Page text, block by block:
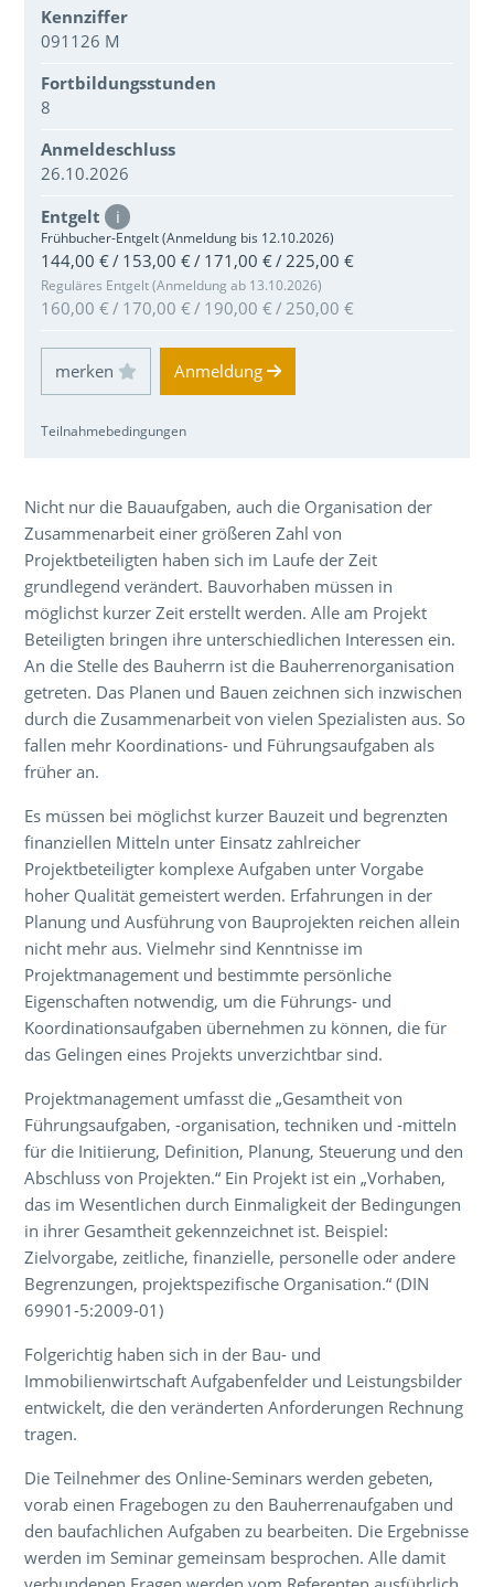
Kennziffer
091126 M
Fortbildungsstunden
8
Anmeldeschluss
26.10.2026
Entgelt i
Frühbucher-Entgelt (Anmeldung bis 12.10.2026)
144,00 € / 153,00 € / 171,00 € / 225,00 €
Reguläres Entgelt (Anmeldung ab 13.10.2026)
160,00 € / 170,00 € / 190,00 € / 250,00 €
Einloggen und Merkliste benutzen
Anmeldung
Teilnahmebedingungen
Nicht nur die Bauaufgaben, auch die Organisation der
Zusammenarbeit einer größeren Zahl von
Projektbeteiligten haben sich im Laufe der Zeit
grundlegend verändert. Bauvorhaben müssen in
möglichst kurzer Zeit erstellt werden. Alle am Projekt
Beteiligten bringen ihre unterschiedlichen Interessen ein.
An die Stelle des Bauherrn ist die Bauherrenorganisation
getreten. Das Planen und Bauen zeichnen sich inzwischen
durch die Zusammenarbeit von vielen Spezialisten aus. So
fallen mehr Koordinations- und Führungsaufgaben als
früher an.
Es müssen bei möglichst kurzer Bauzeit und begrenzten
finanziellen Mitteln unter Einsatz zahlreicher
Projektbeteiligter komplexe Aufgaben unter Vorgabe
hoher Qualität gemeistert werden. Erfahrungen in der
Planung und Ausführung von Bauprojekten reichen allein
nicht mehr aus. Vielmehr sind Kenntnisse im
Projektmanagement und bestimmte persönliche
Eigenschaften notwendig, um die Führungs- und
Koordinationsaufgaben übernehmen zu können, die für
das Gelingen eines Projekts unverzichtbar sind.
Projektmanagement umfasst die „Gesamtheit von
Führungsaufgaben, -organisation, techniken und -mitteln
für die Initiierung, Definition, Planung, Steuerung und den
Abschluss von Projekten.“ Ein Projekt ist ein „Vorhaben,
das im Wesentlichen durch Einmaligkeit der Bedingungen
in ihrer Gesamtheit gekennzeichnet ist. Beispiel:
Zielvorgabe, zeitliche, finanzielle, personelle oder andere
Begrenzungen, projektspezifische Organisation.“ (DIN
69901-5:2009-01)
Folgerichtig haben sich in der Bau- und
Immobilienwirtschaft Aufgabenfelder und Leistungsbilder
entwickelt, die den veränderten Anforderungen Rechnung
tragen.
Die Teilnehmer des Online-Seminars werden gebeten,
vorab einen Fragebogen zu den Bauherrenaufgaben und
den baufachlichen Aufgaben zu bearbeiten. Die Ergebnisse
werden im Seminar gemeinsam besprochen. Alle damit